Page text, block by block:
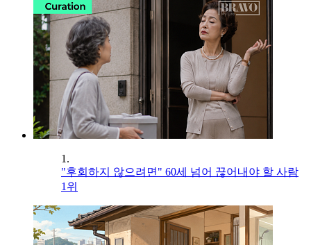
1.
"후회하지 않으려면" 60세 넘어 끊어내야 할 사람
1위